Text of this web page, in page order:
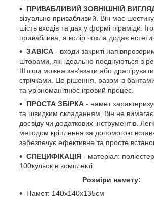
ПРИВАБЛИВИЙ ЗОВНІШНІЙ
візуально привабливий. Він має
шість входів та дах у формі піраміди.
приваблива, а колір чохла додає
ЗАВІСА - входи закриті
шторами, які ідеально поєднуються з
Штори можна зав'язати або
стрічками. Це рішення, разом із
та урізноманітнює ігровий процес.
ПРОСТА ЗБІРКА - намет
та швидким складанням. Він не вимагає
досвіду чи додаткових інструментів.
методом кріплення за допомогою
забезпечує ефективне та просте
СПЕЦИФІКАЦІЯ - матеріал:
100кульок в комплекті
Розміри намету:
Намет: 140х140х135см